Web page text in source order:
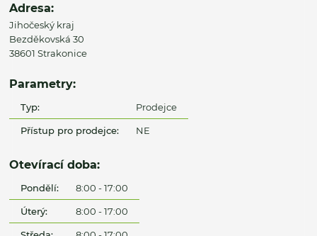
Adresa:
Jihočeský kraj
Bezděkovská 30
38601 Strakonice
Parametry:
Typ: Prodejce
Přístup pro prodejce: NE
Otevírací doba:
Pondělí: 8:00 - 17:00
Úterý: 8:00 - 17:00